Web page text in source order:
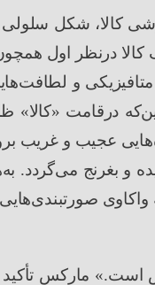
کالا، شکل
کالا درنظر اول
و لطافت
که درقامت «کالا»
هایی عجیب و غریب
و بغرنج میگردد. به
صورتبندی
است.» مارکس